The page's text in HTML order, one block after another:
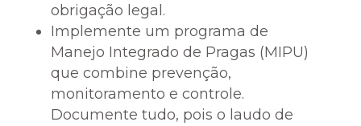
obrigação legal.
Implemente um programa de
Manejo Integrado de Pragas (MIPU)
que combine prevenção,
monitoramento e controle.
Documente tudo, pois o laudo de